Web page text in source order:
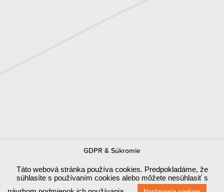
GDPR & Súkromie
Táto webová stránka používa cookies. Predpokladáme, že
súhlasíte s používaním cookies alebo môžete nesúhlasiť s